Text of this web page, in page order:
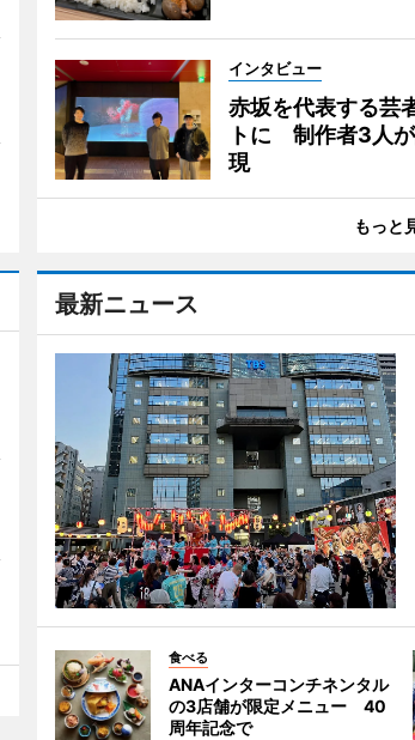
インタビュー
赤坂を代表する芸
トに 制作者3人
現
もっと
最新ニュース
食べる
ANAインターコンチネンタル
の3店舗が限定メニュー 40
周年記念で